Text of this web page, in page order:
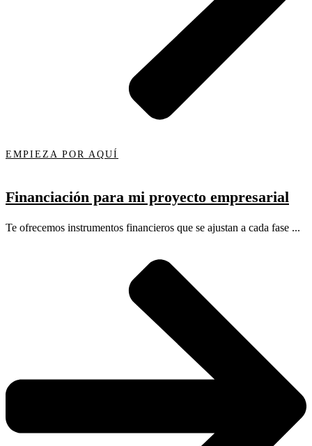
EMPIEZA POR AQUÍ
Financiación para mi proyecto empresarial
Te ofrecemos instrumentos financieros que se ajustan a cada fase ...